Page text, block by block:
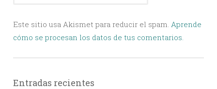
Este sitio usa Akismet para reducir el spam. Aprende
cómo se procesan los datos de tus comentarios.
Entradas recientes